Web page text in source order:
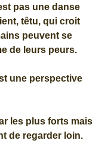
pas une danse
têtu, qui croit
peuvent se
de leurs peurs.
une perspective
les plus forts mais
de regarder loin.